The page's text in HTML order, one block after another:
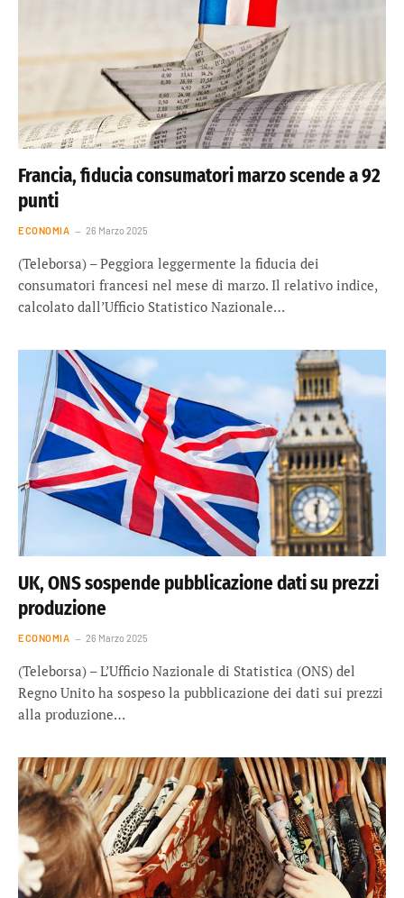
Francia, fiducia consumatori marzo scende a 92
punti
ECONOMIA 26 Marzo 2025
(Teleborsa) – Peggiora leggermente la fiducia dei
consumatori francesi nel mese di marzo. Il relativo indice,
calcolato dall’Ufficio Statistico Nazionale…
UK, ONS sospende pubblicazione dati su prezzi
produzione
ECONOMIA 26 Marzo 2025
(Teleborsa) – L’Ufficio Nazionale di Statistica (ONS) del
Regno Unito ha sospeso la pubblicazione dei dati sui prezzi
alla produzione…